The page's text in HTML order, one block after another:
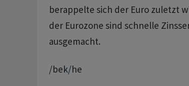
berappelte sich der Euro zuletzt
der Eurozone sind schnelle
ausgemacht.
/bek/he